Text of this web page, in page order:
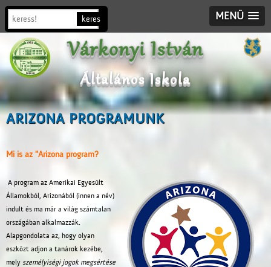
MENÜ
Várkonyi István
Általános Iskola
ARIZONA PROGRAMUNK
Mi is az "Arizona program?
A program az Amerikai Egyesült
Államokból, Arizonából (innen a név)
indult és ma már a világ számtalan
országában alkalmazzák.
Alapgondolata az, hogy olyan
eszközt adjon a tanárok kezébe,
mely személyiségi jogok megsértése